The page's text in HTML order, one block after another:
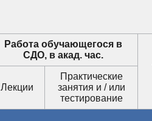
Работа обучающегося в
СДО, в акад. час.
Лекции
Практические
занятия и / или
тестирование